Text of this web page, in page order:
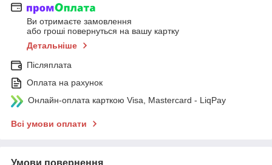
Ви отримаєте замовлення
або гроші повернуться на вашу картку
Детальніше
Післяплата
Оплата на рахунок
Онлайн-оплата карткою Visa, Mastercard - LiqPay
Всі умови оплати